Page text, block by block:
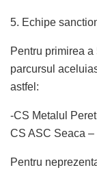
5. Echipe
Pentru primirea
parcursul
astfel:
-CS Metalul
CS ASC Seaca –
Pentru